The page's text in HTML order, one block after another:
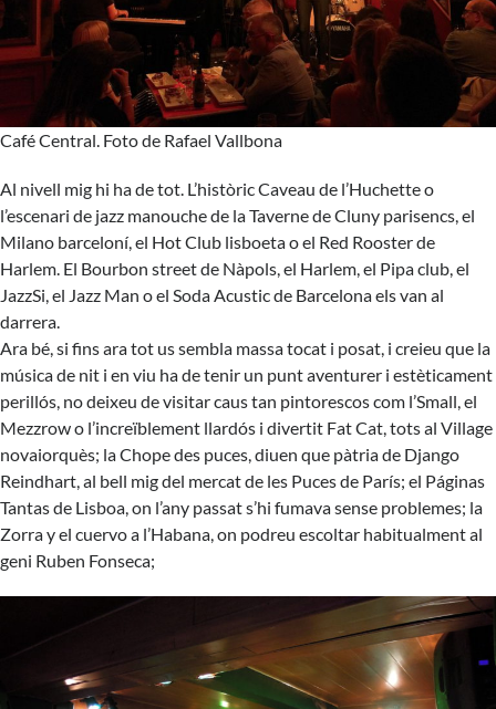
Café Central. Foto de Rafael Vallbona
Al nivell mig hi ha de tot. L’històric Caveau de l’Huchette o
l’escenari de jazz manouche de la Taverne de Cluny parisencs, el
Milano barceloní, el Hot Club lisboeta o el Red Rooster de
Harlem. El Bourbon street de Nàpols, el Harlem, el Pipa club, el
JazzSi, el Jazz Man o el Soda Acustic de Barcelona els van al
darrera.
Ara bé, si fins ara tot us sembla massa tocat i posat, i creieu que la
música de nit i en viu ha de tenir un punt aventurer i estèticament
perillós, no deixeu de visitar caus tan pintorescos com l’Small, el
Mezzrow o l’increïblement llardós i divertit Fat Cat, tots al Village
novaiorquès; la Chope des puces, diuen que pàtria de Django
Reindhart, al bell mig del mercat de les Puces de París; el Páginas
Tantas de Lisboa, on l’any passat s’hi fumava sense problemes; la
Zorra y el cuervo a l’Habana, on podreu escoltar habitualment al
geni Ruben Fonseca;